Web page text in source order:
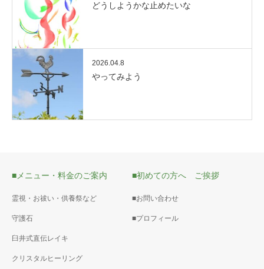
どうしようかな止めたいな
2026.04.8
やってみよう
■メニュー・料金のご案内
霊視・お祓い・供養祭など
守護石
臼井式直伝レイキ
クリスタルヒーリング
■初めての方へ ご挨拶
■お問い合わせ
■プロフィール